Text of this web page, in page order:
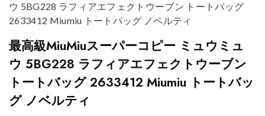
ウ 5BG228 ラフィアエフェクトウーブン トートバッグ
2633412 Miumiu トートバッグ ノベルティ
最高級MiuMiuスーパーコピー ミュウミュ
ウ 5BG228 ラフィアエフェクトウーブン
トートバッグ 2633412 Miumiu トートバッ
グ ノベルティ